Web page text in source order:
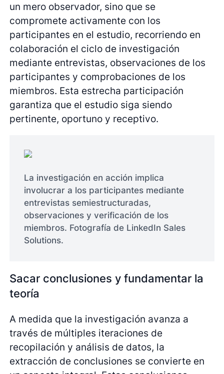
un mero observador, sino que se
compromete activamente con los
participantes en el estudio, recorriendo en
colaboración el ciclo de investigación
mediante entrevistas, observaciones de los
participantes y comprobaciones de los
miembros. Esta estrecha participación
garantiza que el estudio siga siendo
pertinente, oportuno y receptivo.
La investigación en acción implica
involucrar a los participantes mediante
entrevistas semiestructuradas,
observaciones y verificación de los
miembros. Fotografía de LinkedIn Sales
Solutions.
Sacar conclusiones y fundamentar la
teoría
A medida que la investigación avanza a
través de múltiples iteraciones de
recopilación y análisis de datos, la
extracción de conclusiones se convierte en